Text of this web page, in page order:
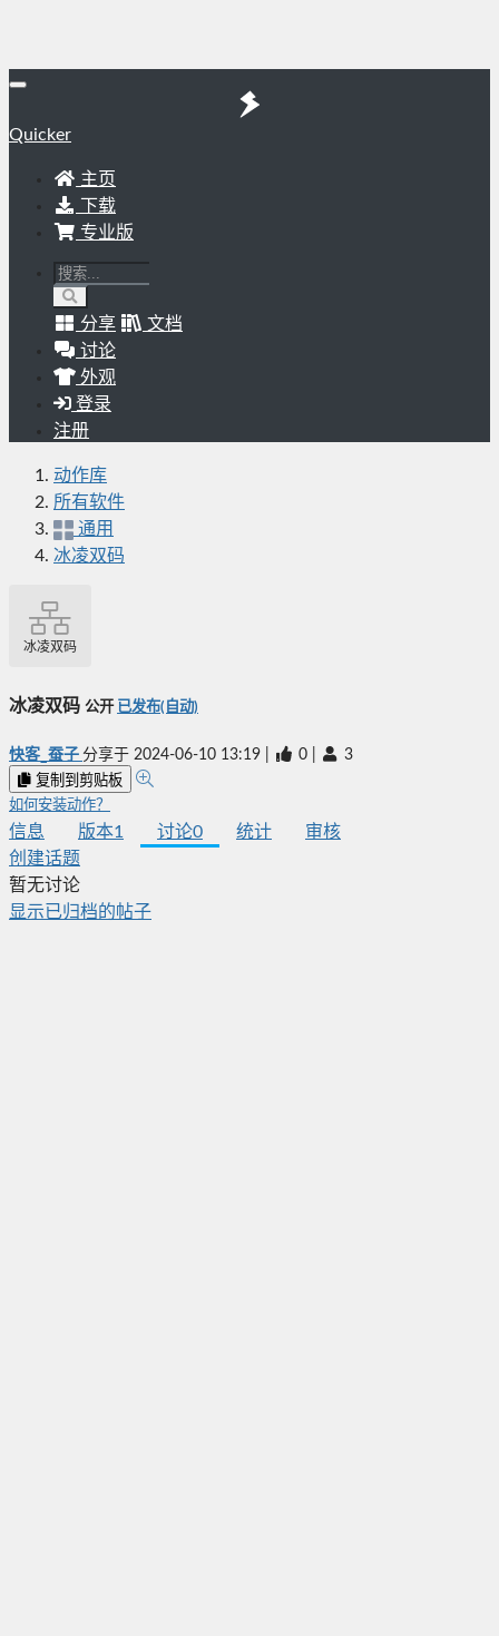
Quicker
主页
下载
专业版
分享
文档
讨论
外观
登录
注册
动作库
所有软件
通用
冰凌双码
冰凌双码
冰凌双码 公开 已发布(自动)
快客_蚕子 分享于 2024-06-10 13:19 0 3
复制到剪贴板
如何安装动作？
信息 版本1 讨论0 统计
审核
创建话题
暂无讨论
显示已归档的帖子